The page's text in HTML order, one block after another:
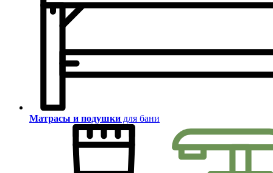
Матрасы и подушки для бани